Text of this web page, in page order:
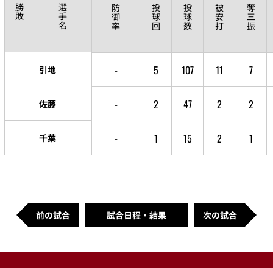
勝
敗
選
手
名
防
御
率
投
球
回
投
球
数
被
安
打
奪
三
振
引地 - 5 107 11 7
佐藤 - 2 47 2 2
千葉 - 1 15 2 1
前の試合 試合日程・結果 次の試合